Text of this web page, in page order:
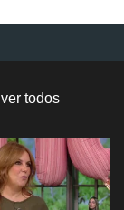
ver todos